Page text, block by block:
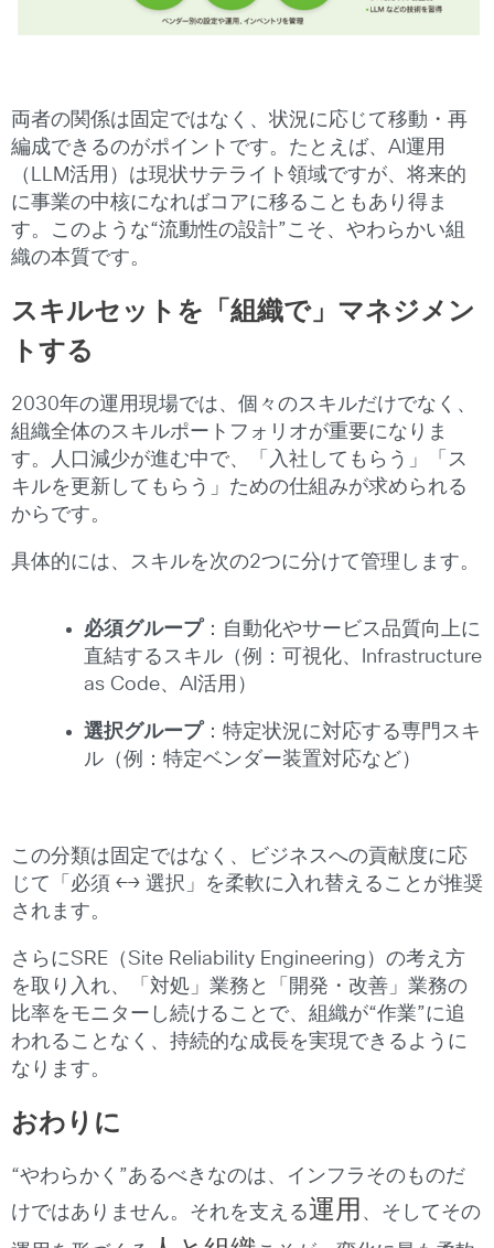
両者の関係は固定ではなく、状況に応じて移動・再
編成できるのがポイントです。たとえば、AI運用
（LLM活用）は現状サテライト領域ですが、将来的
に事業の中核になればコアに移ることもあり得ま
す。このような“流動性の設計”こそ、やわらかい組
織の本質です。
スキルセットを「組織で」マネジメン
トする
2030年の運用現場では、個々のスキルだけでなく、
組織全体のスキルポートフォリオが重要になりま
す。人口減少が進む中で、「入社してもらう」「ス
キルを更新してもらう」ための仕組みが求められる
からです。
具体的には、スキルを次の2つに分けて管理します。
必須グループ ：自動化やサービス品質向上に
直結するスキル（例：可視化、Infrastructure
as Code、AI活用）
選択グループ ：特定状況に対応する専門スキ
ル（例：特定ベンダー装置対応など）
この分類は固定ではなく、ビジネスへの貢献度に応
じて「必須 ←→ 選択」を柔軟に入れ替えることが推奨
されます。
さらにSRE（Site Reliability Engineering）の考え方
を取り入れ、「対処」業務と「開発・改善」業務の
比率をモニターし続けることで、組織が“作業”に追
われることなく、持続的な成長を実現できるように
なります。
おわりに
“やわらかく”あるべきなのは、インフラそのものだ
けではありません。それを支える運用 、そしてその